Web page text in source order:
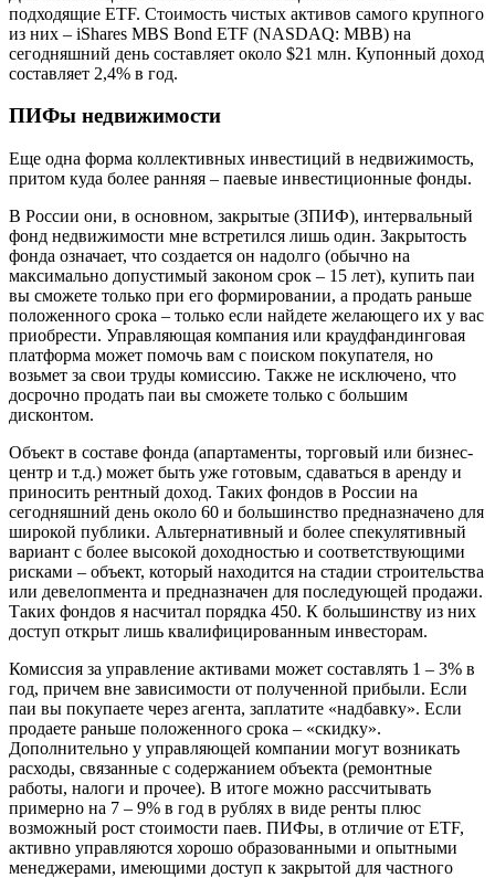
подходящие ETF. Стоимость чистых активов самого крупного
из них – iShares MBS Bond ETF (NASDAQ: MBB) на
сегодняшний день составляет около $21 млн. Купонный доход
составляет 2,4% в год.
ПИФы недвижимости
Еще одна форма коллективных инвестиций в недвижимость,
притом куда более ранняя – паевые инвестиционные фонды.
В России они, в основном, закрытые (ЗПИФ), интервальный
фонд недвижимости мне встретился лишь один. Закрытость
фонда означает, что создается он надолго (обычно на
максимально допустимый законом срок – 15 лет), купить паи
вы сможете только при его формировании, а продать раньше
положенного срока – только если найдете желающего их у вас
приобрести. Управляющая компания или краудфандинговая
платформа может помочь вам с поиском покупателя, но
возьмет за свои труды комиссию. Также не исключено, что
досрочно продать паи вы сможете только с большим
дисконтом.
Объект в составе фонда (апартаменты, торговый или бизнес-
центр и т.д.) может быть уже готовым, сдаваться в аренду и
приносить рентный доход. Таких фондов в России на
сегодняшний день около 60 и большинство предназначено для
широкой публики. Альтернативный и более спекулятивный
вариант с более высокой доходностью и соответствующими
рисками – объект, который находится на стадии строительства
или девелопмента и предназначен для последующей продажи.
Таких фондов я насчитал порядка 450. К большинству из них
доступ открыт лишь квалифицированным инвесторам.
Комиссия за управление активами может составлять 1 – 3% в
год, причем вне зависимости от полученной прибыли. Если
паи вы покупаете через агента, заплатите «надбавку». Если
продаете раньше положенного срока – «скидку».
Дополнительно у управляющей компании могут возникать
расходы, связанные с содержанием объекта (ремонтные
работы, налоги и прочее). В итоге можно рассчитывать
примерно на 7 – 9% в год в рублях в виде ренты плюс
возможный рост стоимости паев. ПИФы, в отличие от ETF,
активно управляются хорошо образованными и опытными
менеджерами, имеющими доступ к закрытой для частного